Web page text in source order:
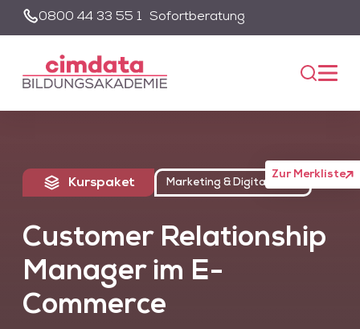
0800 44 33 55 1 Sofortberatung
Zur Merkliste
Unsere Suche wird von einem KI-gestützten Chatbot-System
der Datenschutzerklärung zustimmen und die entsprechenden
Kurspaket Marketing & Digital Sales
Customer Relationship
Manager im E-
Commerce